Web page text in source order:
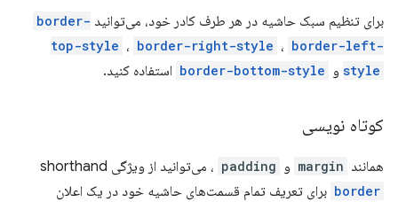
برای تنظیم سبک حاشیه در هر طرف کادر خود، می‌توانید border-
top-style ، border-right-style ، border-left-
style و border-bottom-style استفاده کنید.
کوتاه نویسی
همانند margin و padding ، می‌توانید از ویژگی shorthand
border برای تعریف تمام قسمت‌های حاشیه خود در یک اعلان